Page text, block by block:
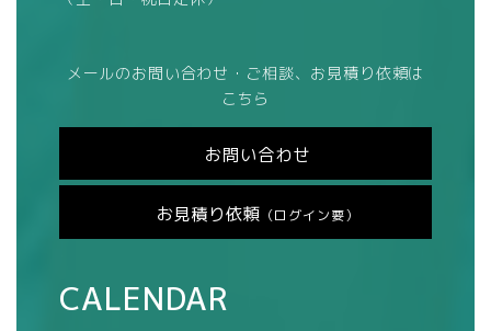
メールのお問い合わせ・ご相談、お見積り依頼は
こちら
お問い合わせ
お見積り依頼 （ログイン要）
CALENDAR